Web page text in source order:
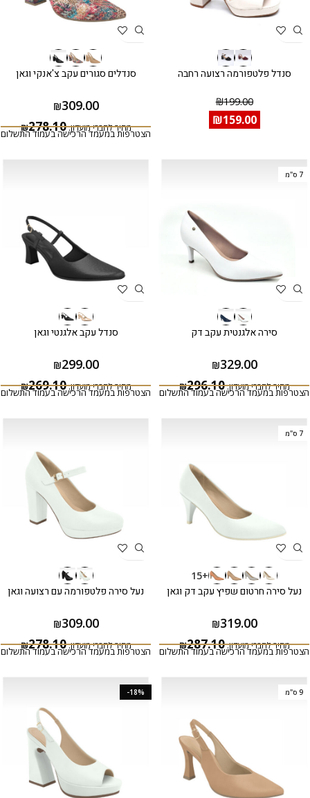
סנדל פלטפורמה רצועה רחבה
₪199.00
₪159.00
סנדלים סגורים עקב צ'אנקי וגאן
₪309.00
מחיר לחברי מועדון: ₪278.10
הצטרפות במעמד הרכישה בעמוד התשלום
7 ס"מ
סירה אלגנטית עקב דק
₪329.00
מחיר לחברי מועדון: ₪296.10
הצטרפות במעמד הרכישה בעמוד התשלום
סנדל עקב אלגנטי וגאן
₪299.00
מחיר לחברי מועדון: ₪269.10
הצטרפות במעמד הרכישה בעמוד התשלום
7 ס"מ
+15
נעל סירה חרטום שפיץ עקב דק וגאן
₪319.00
מחיר לחברי מועדון: ₪287.10
הצטרפות במעמד הרכישה בעמוד התשלום
נעל סירה פלטפורמה עם רצועה וגאן
₪309.00
מחיר לחברי מועדון: ₪278.10
הצטרפות במעמד הרכישה בעמוד התשלום
9 ס"מ -18%